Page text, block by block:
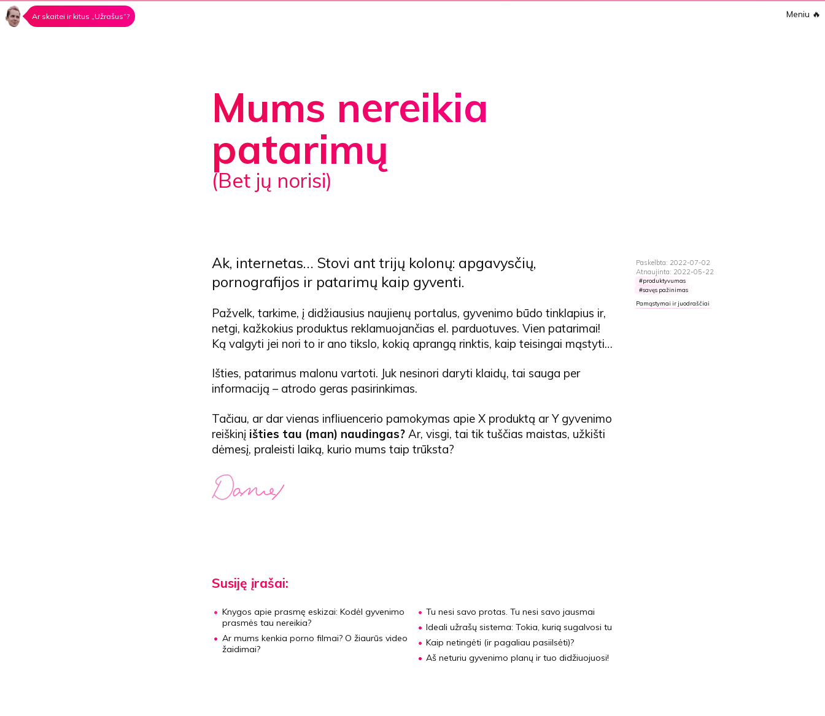
Ar skaitei ir kitus „Užrašus“? Meniu 🔥
Mums nereikia
patarimų
(bet jų norisi)
Paskelbta: 2022-07-02
Atnaujinta: 2022-05-22
produktyvumas
savęs pažinimas
Pamąstymai ir juodraščiai
Ak, internetas… Stovi ant trijų kolonų: apgavysčių,
pornografijos ir patarimų kaip gyventi.
Pažvelk, tarkime, į didžiausius naujienų portalus, gyvenimo būdo tinklapius ir,
netgi, kažkokius produktus reklamuojančias el. parduotuves. Vien patarimai!
Ką valgyti jei nori to ir ano tikslo, kokią aprangą rinktis, kaip teisingai mąstyti…
Išties, patarimus malonu vartoti. Juk nesinori daryti klaidų, tai sauga per
informaciją – atrodo geras pasirinkimas.
Tačiau, ar dar vienas infliuencerio pamokymas apie X produktą ar Y gyvenimo
reiškinį išties tau (man) naudingas?Ar, visgi, tai tik tuščias maistas, užkišti
dėmesį, praleisti laiką, kurio mums taip trūksta?
Susiję įrašai:
Knygos apie prasmę eskizai: Kodėl gyvenimo
prasmės tau nereikia?
Ar mums kenkia porno filmai? O žiaurūs video
žaidimai?
Tu nesi savo protas. Tu nesi savo jausmai
Ideali užrašų sistema:Tokia, kurią sugalvosi tu
Kaip netingėti (ir pagaliau pasiilsėti)?
Aš neturiu gyvenimo planų ir tuo didžiuojuosi!